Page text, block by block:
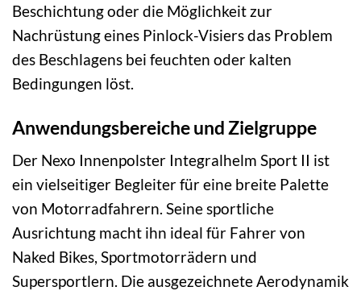
Beschichtung oder die Möglichkeit zur
Nachrüstung eines Pinlock-Visiers das Problem
des Beschlagens bei feuchten oder kalten
Bedingungen löst.
Anwendungsbereiche und Zielgruppe
Der Nexo Innenpolster Integralhelm Sport II ist
ein vielseitiger Begleiter für eine breite Palette
von Motorradfahrern. Seine sportliche
Ausrichtung macht ihn ideal für Fahrer von
Naked Bikes, Sportmotorrädern und
Supersportlern. Die ausgezeichnete Aerodynamik